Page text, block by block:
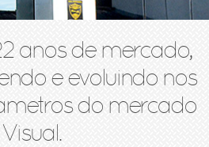
anos de mercado,
e evoluindo nos
do mercado
Visual.